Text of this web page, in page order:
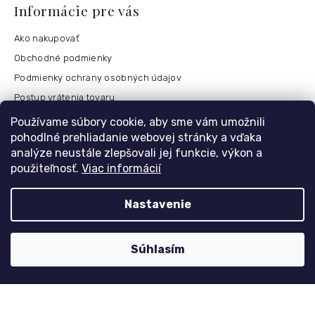
Používame súbory cookie, aby sme vám umožnili
pohodlné prehliadanie webovej stránky a vďaka
analýze neustále zlepšovali jej funkcie, výkon a
použiteľnosť. Viac informácií
Nastavenie
Súhlasím
Informácie pre vás
Ako nakupovať
Obchodné podmienky
Podmienky ochrany osobných údajov
Postup vrátenia tovaru
Česko
Môj účet
Přihlášení